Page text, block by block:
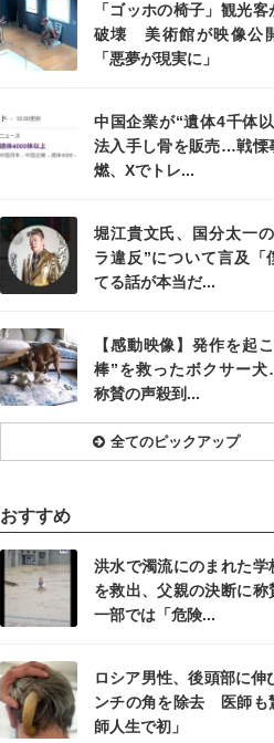
「ゴッホの椅子」観光
破壊 美術館が映像公
「悪夢が現実に」
中国企業が“遺体4千体
法入手し骨を販売…戦慄
燃、Xでトレ...
堀江貴文氏、国分太一
ラ違反”について言及「
てる話が本当だ...
【感動映像】発作を起
棒”を救ったボクサー
称賛の声殺到...
全てのピックアップ
おすすめ
洪水で濁流にのまれた学
を救出、父親の決断に
一部では「危険...
ロシア男性、後頭部に伸
ンチの角を除去 医師も
師人生で初」